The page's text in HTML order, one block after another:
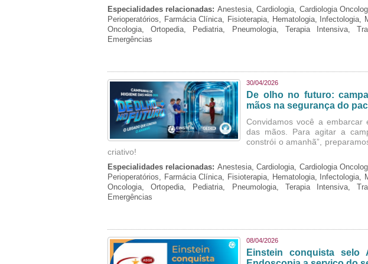
Especialidades relacionadas: Anestesia, Cardiologia, Cardiologia
Perioperatórios, Farmácia Clínica, Fisioterapia, Hematologia, Infectologia,
Oncologia, Ortopedia, Pediatria, Pneumologia, Terapia Intensiva,
Emergências
30/04/2026
De olho no futuro:
mãos na segurança do
Convidamos você a
das mãos. Para agitar a
constrói o amanhã”,
criativo!
Especialidades relacionadas: Anestesia, Cardiologia, Cardiologia
Perioperatórios, Farmácia Clínica, Fisioterapia, Hematologia, Infectologia,
Oncologia, Ortopedia, Pediatria, Pneumologia, Terapia Intensiva,
Emergências
08/04/2026
Einstein conquista selo